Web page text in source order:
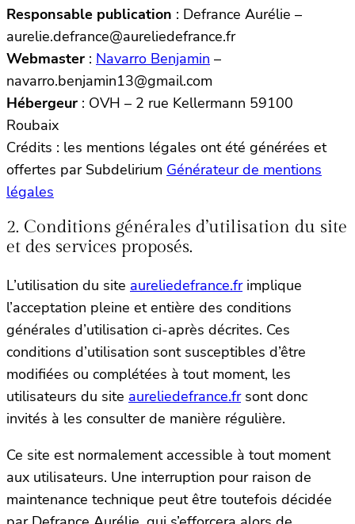
Responsable publication : Defrance Aurélie –
aurelie.defrance@aureliedefrance.fr
Webmaster : Navarro Benjamin –
navarro.benjamin13@gmail.com
Hébergeur : OVH – 2 rue Kellermann 59100
Roubaix
Crédits : les mentions légales ont été générées et
offertes par Subdelirium Générateur de mentions
légales
2. Conditions générales d’utilisation du site
et des services proposés.
L’utilisation du site aureliedefrance.frimplique
l’acceptation pleine et entière des conditions
générales d’utilisation ci-après décrites. Ces
conditions d’utilisation sont susceptibles d’être
modifiées ou complétées à tout moment, les
utilisateurs du site aureliedefrance.frsont donc
invités à les consulter de manière régulière.
Ce site est normalement accessible à tout moment
aux utilisateurs. Une interruption pour raison de
maintenance technique peut être toutefois décidée